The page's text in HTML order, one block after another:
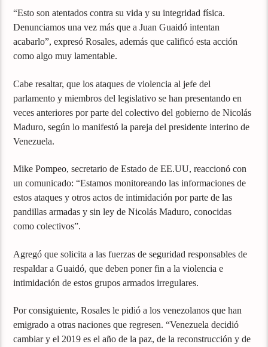
“Esto son atentados contra su vida y su integridad física.
Denunciamos una vez más que a Juan Guaidó intentan
acabarlo”, expresó Rosales, además que calificó esta acción
como algo muy lamentable.
Cabe resaltar, que los ataques de violencia al jefe del
parlamento y miembros del legislativo se han presentando en
veces anteriores por parte del colectivo del gobierno de Nicolás
Maduro, según lo manifestó la pareja del presidente interino de
Venezuela.
Mike Pompeo, secretario de Estado de EE.UU, reaccionó con
un comunicado: “Estamos monitoreando las informaciones de
estos ataques y otros actos de intimidación por parte de las
pandillas armadas y sin ley de Nicolás Maduro, conocidas
como colectivos”.
Agregó que solicita a las fuerzas de seguridad responsables de
respaldar a Guaidó, que deben poner fin a la violencia e
intimidación de estos grupos armados irregulares.
Por consiguiente, Rosales le pidió a los venezolanos que han
emigrado a otras naciones que regresen. “Venezuela decidió
cambiar y el 2019 es el año de la paz, de la reconstrucción y de